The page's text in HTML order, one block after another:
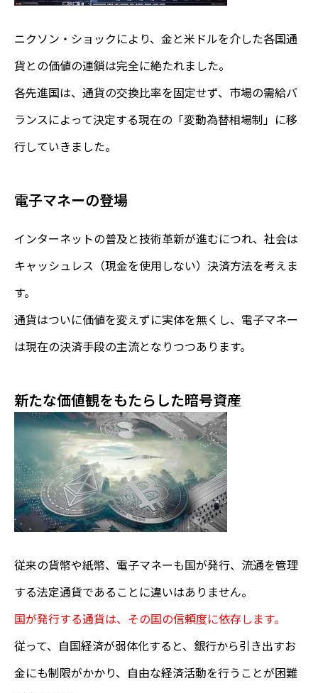
ニクソン・ショックにより、金と米ドルを介した各国通
貨との価値の連鎖は完全に絶たれました。
各先進国は、通貨の交換比率を固定せず、市場の需給バ
ランスによって決定する現在の「変動為替相場制」に移
行していきました。
電子マネーの登場
インターネットの普及と技術革新が進むにつれ、社会は
キャッシュレス（現金を使用しない）決済方法を考えま
す。
通貨はついに価値を変えずに実体を無くし、電子マネー
は現在の決済手段の主流となりつつあります。
新たな価値観をもたらした暗号資産
従来の貨幣や紙幣、電子マネーも国が発行、流通を管理
する法定通貨であることに違いはありません。
国が発行する通貨は、その国の信頼度に依存します。
従って、自国経済が弱体化すると、銀行から引き出すお
金にも制限がかかり、自由な経済活動を行うことが困難